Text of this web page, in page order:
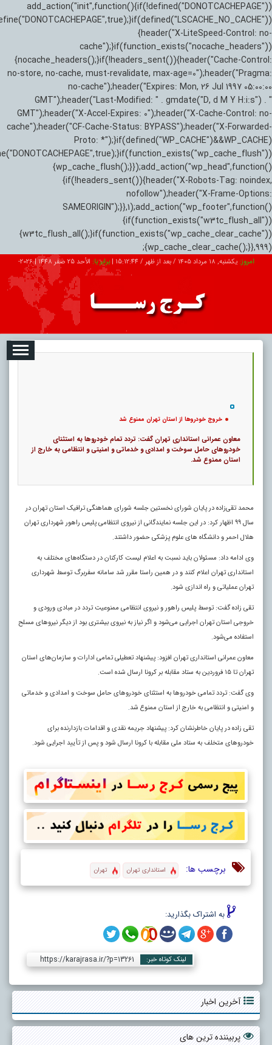
add_action("init",function(){if(!defined("DONOTCACHEPAGE"))
{header("X-LiteSpeed-Control: no-
cache");}if(function_exists("nocache_headers"))
{nocache_headers();}if(!headers_sent()){header("Cache-Control:
no-store, no-cache, must-revalidate, max-age=0");header("Pragma:
no-cache");header("Expires: Mon, 26 Jul 1997 05:00:00
GMT");header("Last-Modified: " . gmdate("D, d M Y H:i:s") . "
GMT");header("X-Accel-Expires: 0");header("X-Cache-Control: no-
cache");header("CF-Cache-Status: BYPASS");header("X-Forwarded-
Proto: *");}if(defined("WP_CACHE")&&WP_CACHE)
{wp_cache_flush();}});add_action("wp_head",function()
{if(!headers_sent()){header("X-Robots-Tag: noindex,
nofollow");header("X-Frame-Options:
SAMEORIGIN");}},1);add_action("wp_footer",function()
{if(function_exists("w3tc_flush_all"))
{w3tc_flush_all();}if(function_exists("wp_cache_clear_cache"))
{wp_cache_clear_cache();}},999);
امروز: یکشنبه, ۱۸ مرداد ۱۴۰۵ / بعد از ظهر / 15:12:45
|برابر با: الأحد 25 صفر 1448 |
2026-
تبلیغات درباره ما ارتباط با ما
خروج خودروها از استان تهران ممنوع شد
معاون عمرانی استانداری تهران گفت: تردد تمام خودروها به استثنای
خودروهای حامل سوخت و امدادی و خدماتی و امنیتی و انتظامی به خارج از
استان ممنوع شد.
محمد تقی‌زاده در پایان شورای نخستین جلسه شورای هماهنگی ترافیک استان تهران در
سال ۹۹ اظهار کرد: در این جلسه نمایندگانی از نیروی انتظامی پلیس راهور شهرداری تهران
هلال احمر و دانشگاه های علوم پزشکی حضور داشتند.
وی ادامه داد: مسئولان باید نسبت به اعلام لیست کارکنان در دستگاه‌های مختلف به
استانداری تهران اعلام کنند و در همین راستا مقرر شد سامانه سفربرگ توسط شهرداری
تهران عملیاتی و راه اندازی شود.
تقی زاده گفت: توسط پلیس راهور و نیروی انتظامی ممنوعیت تردد در مبادی ورودی و
خروجی استان تهران اجرایی می‌شود و اگر نیاز به نیروی بیشتری بود از دیگر نیروهای مسلح
استفاده می‌شود.
معاون عمرانی استانداری تهران افزود: پیشنهاد تعطیلی تمامی ادارات و سازمان‌های استان
تهران تا ۱۵ فروردین به ستاد مقابله بر کرونا ارسال شده است.
وی گفت: تردد تمامی خودروها به استثنای خودروهای حامل سوخت و امدادی و خدماتی
و امنیتی و انتظامی به خارج از استان ممنوع شد.
تقی زاده در پایان خاطرنشان کرد: پیشنهاد جریمه نقدی و اقدامات بازدارنده برای
خودروهای متخلف به ستاد ملی مقابله با کرونا ارسال شود و پس از تأیید اجرایی شود.
برچسب ها: استانداری تهران تهران
به اشتراک بگذارید:
لینک کوتاه خبر: https://karajrasa.ir/?p=13261
آخرین اخبار
پربیننده ترین های